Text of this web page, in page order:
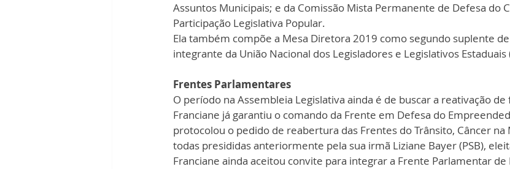
Assuntos Municipais; e da Comissão Mista Permanente de Defesa do
Participação Legislativa Popular.
Ela também compõe a Mesa Diretora 2019 como segundo suplente
integrante da União Nacional dos Legisladores e Legislativos Estaduais
Frentes Parlamentares
O período na Assembleia Legislativa ainda é de buscar a reativação
Franciane já garantiu o comando da Frente em Defesa do
protocolou o pedido de reabertura das Frentes do Trânsito, Câncer
todas presididas anteriormente pela sua irmã Liziane Bayer (PSB),
Franciane ainda aceitou convite para integrar a Frente Parlamentar de